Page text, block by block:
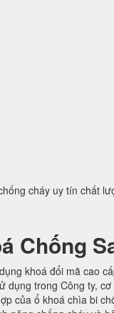
Chống
khoá đổi mã cao
dụng trong Công ty,
của ổ khoá chìa bi